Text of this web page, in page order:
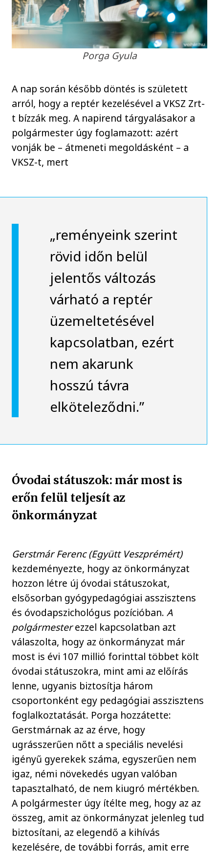
Porga Gyula
A nap során később döntés is született
arról, hogy a reptér kezelésével a VKSZ Zrt-
t bízzák meg. A napirend tárgyalásakor a
polgármester úgy foglamazott: azért
vonják be – átmeneti megoldásként – a
VKSZ-t, mert
„reményeink szerint
rövid időn belül
jelentős változás
várható a reptér
üzemeltetésével
kapcsolatban, ezért
nem akarunk
hosszú távra
elköteleződni.”
Óvodai státuszok: már most is
erőn felül teljesít az
önkormányzat
Gerstmár Ferenc (Együtt Veszprémért)
kezdeményezte, hogy az önkormányzat
hozzon létre új óvodai státuszokat,
elsősorban gyógypedagógiai asszisztens
és óvodapszichológus pozícióban.A
polgármesterezzel kapcsolatban azt
válaszolta, hogy az önkormányzat már
most is évi 107 millió forinttal többet költ
óvodai státuszokra, mint ami az előírás
lenne, ugyanis biztosítja három
csoportonként egy pedagógiai asszisztens
foglalkoztatását. Porga hozzátette:
Gerstmárnak az az érve, hogy
ugrásszerűen nőtt a speciális nevelési
igényű gyerekek száma, egyszerűen nem
igaz, némi növekedés ugyan valóban
tapasztalható, de nem kiugró mértékben.
A polgármester úgy ítélte meg, hogy az az
összeg, amit az önkormányzat jelenleg tud
biztosítani, az elegendő a kihívás
kezelésére, de további forrás, amit erre